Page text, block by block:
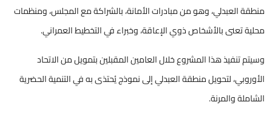
منطقة العبدلي، وهو من مبادرات الأمانة، بالشراكة مع المجلس، ومنظمات
محلية تعنى بالأشخاص ذوي الإعاقة، وخبراء في التخطيط العمراني.
وسيتم تنفيذ هذا المشروع خلال العامين المقبلين بتمويل من الاتحاد
الأوروبي، لتحويل منطقة العبدلي إلى نموذج يُحتذى به في التنمية الحضرية
الشاملة والمرنة.